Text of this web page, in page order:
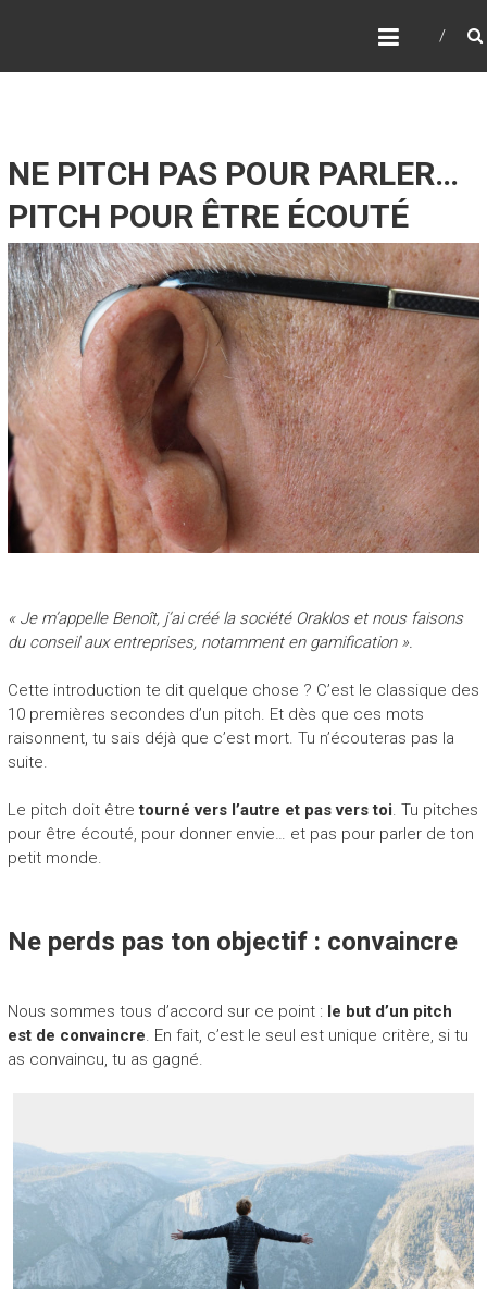
NE PITCH PAS POUR PARLER…
PITCH POUR ÊTRE ÉCOUTÉ
« Je m’appelle Benoît, j’ai créé la société Oraklos et nous faisons
du conseil aux entreprises, notamment en gamification ».
Cette introduction te dit quelque chose ? C’est le classique des
10 premières secondes d’un pitch. Et dès que ces mots
raisonnent, tu sais déjà que c’est mort. Tu n’écouteras pas la
suite.
Le pitch doit êtretourné vers l’autre et pas vers toi. Tu pitches
pour être écouté, pour donner envie… et pas pour parler de ton
petit monde.
Ne perds pas ton objectif : convaincre
Nous sommes tous d’accord sur ce point : le but d’un pitch
est de convaincre. En fait, c’est le seul est unique critère, si tu
as convaincu, tu as gagné.